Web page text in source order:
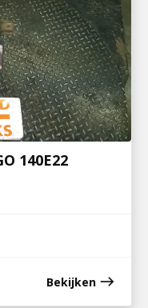
140E22
Bekijken east